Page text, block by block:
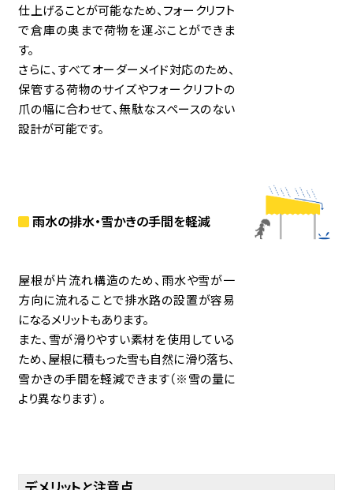
仕上げることが可能なため、フォークリフト
で倉庫の奥まで荷物を運ぶことができま
す。
さらに、すべてオーダーメイド対応のため、
保管する荷物のサイズやフォークリフトの
爪の幅に合わせて、無駄なスペースのない
設計が可能です。
雨水の排水・雪かきの手間を軽減
屋根が片流れ構造のため、雨水や雪が一
方向に流れることで排水路の設置が容易
になるメリットもあります。
また、雪が滑りやすい素材を使用している
ため、屋根に積もった雪も自然に滑り落ち、
雪かきの手間を軽減できます（※雪の量に
より異なります）。
デメリットと注意点